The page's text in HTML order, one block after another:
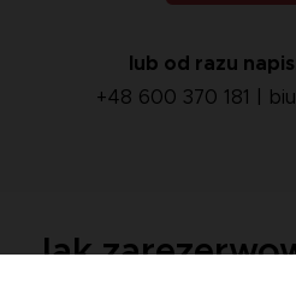
lub od razu
+48 600 370 181 |
Jak